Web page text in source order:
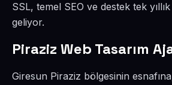
SSL, temel SEO ve destek tek
geliyor.
Piraziz Web Tasarım
Giresun Piraziz bölgesinin